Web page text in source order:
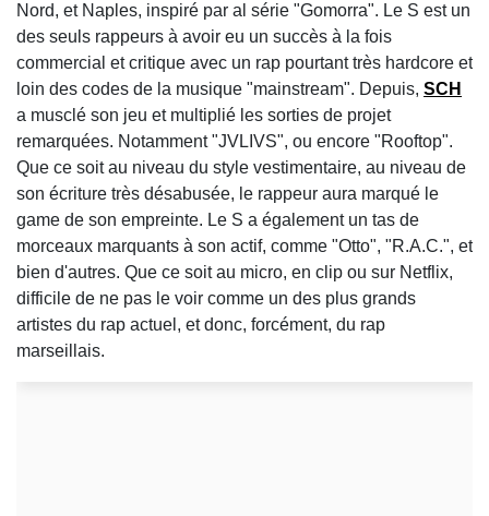
Nord, et Naples, inspiré par al série "Gomorra". Le S est un
des seuls rappeurs à avoir eu un succès à la fois
commercial et critique avec un rap pourtant très hardcore et
loin des codes de la musique "mainstream". Depuis, SCH
a musclé son jeu et multiplié les sorties de projet
remarquées. Notamment "JVLIVS", ou encore "Rooftop".
Que ce soit au niveau du style vestimentaire, au niveau de
son écriture très désabusée, le rappeur aura marqué le
game de son empreinte. Le S a également un tas de
morceaux marquants à son actif, comme "Otto", "R.A.C.", et
bien d'autres. Que ce soit au micro, en clip ou sur Netflix,
difficile de ne pas le voir comme un des plus grands
artistes du rap actuel, et donc, forcément, du rap
marseillais.